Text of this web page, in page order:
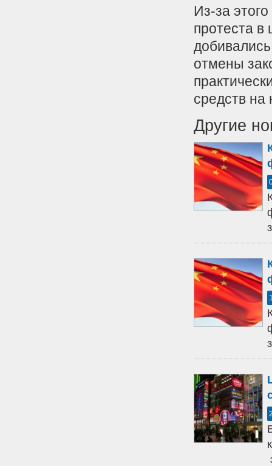
Из-за
протеста
отмены
средств
Другие